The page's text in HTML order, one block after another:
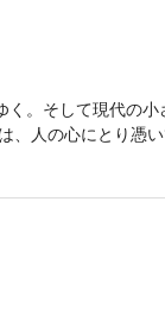
く。そして現代の小
人の心にとり憑い
とはないものね。